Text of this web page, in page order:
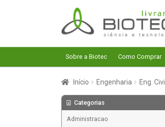
Pular
para
navegação
Pular
para
o
conteúdo
Sobre a Biotec Como Comprar
Início Engenharia Eng. Civil
Categorias
Administracao